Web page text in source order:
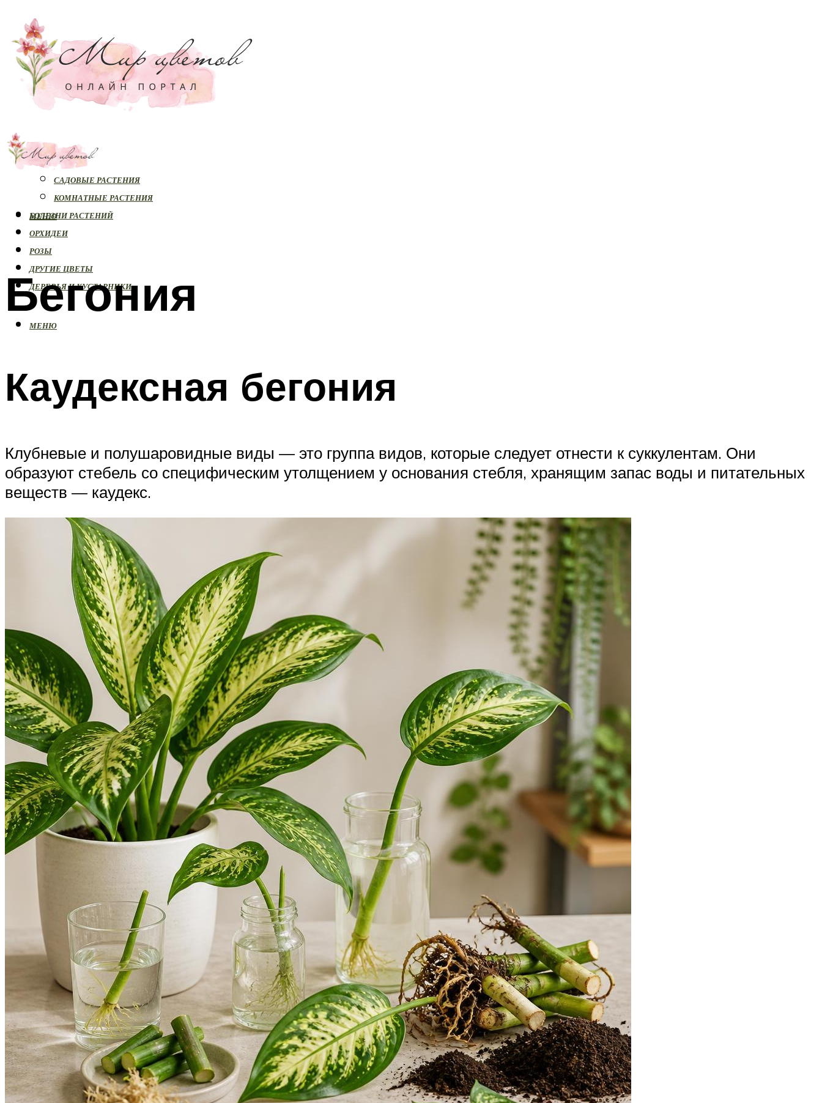
РАСТЕНИЯ
САДОВЫЕ РАСТЕНИЯ
КОМНАТНЫЕ РАСТЕНИЯ
БОЛЕЗНИ РАСТЕНИЙ
ОРХИДЕИ
РОЗЫ
ДРУГИЕ ЦВЕТЫ
ДЕРЕВЬЯ И КУСТАРНИКИ
МЕНЮ
МЕНЮ
Бегония
Каудексная бегония
Клубневые и полушаровидные виды — это группа видов, которые следует отнести к суккулентам. Они
образуют стебель со специфическим утолщением у основания стебля, хранящим запас воды и питательных
веществ — каудекс.